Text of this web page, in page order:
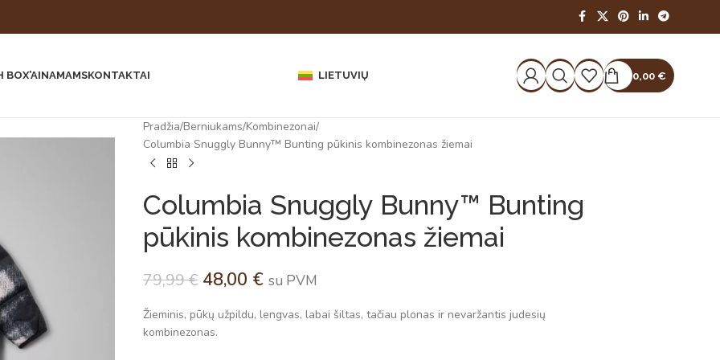
BOX’AINAMAMSKONTAKTAI LIETUVIŲ 0,00 €
Pradžia Berniukams Kombinezonai
Columbia Snuggly Bunny™ Bunting pūkinis kombinezonas žiemai
Columbia Snuggly Bunny™ Bunting
pūkinis kombinezonas žiemai
79,99€ 48,00 € su PVM
Žieminis, pūkų užpildu, lengvas, labai šiltas, tačiau plonas ir nevaržantis judesių
kombinezonas.